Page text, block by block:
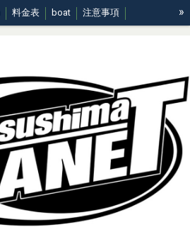
料金表 boat 注意事項 »